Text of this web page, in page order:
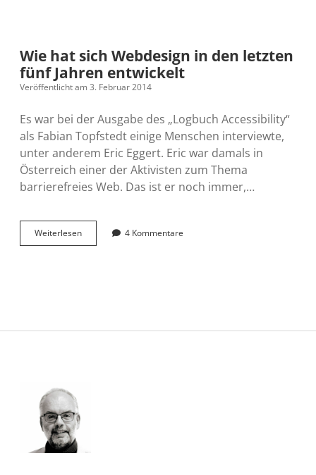
er
will
Wie hat sich Webdesign in den letzten
fünf Jahren entwickelt
Veröffentlicht am 3. Februar 2014
Es war bei der Ausgabe des „Logbuch Accessibility“
als Fabian Topfstedt einige Menschen interviewte,
unter anderem Eric Eggert. Eric war damals in
Österreich einer der Aktivisten zum Thema
barrierefreies Web. Das ist er noch immer,…
WeiterlesenWie
hat
Jahren
4 Kommentare
Sidebar